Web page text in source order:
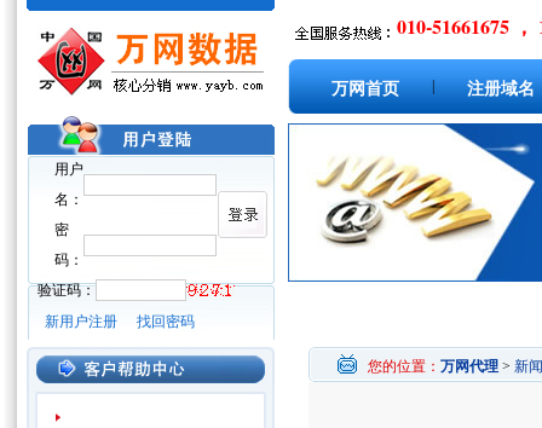
用户
名：
密
码：
验证码：
新用户注册
找回密码
010-51661675 ，
万网首页 注册域名
您的位置： 万网代理 > 新